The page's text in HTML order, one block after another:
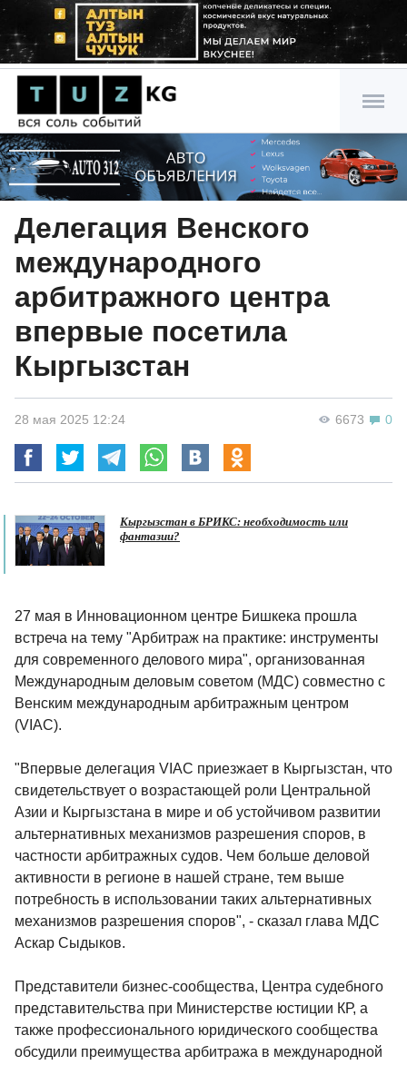
Делегация Венского
международного
арбитражного центра
впервые посетила
Кыргызстан
6673 0
28 мая 2025 12:24
Кыргызстан в БРИКС: необходимость или
фантазии?
27 мая в Инновационном центре Бишкека прошла
встреча на тему "Арбитраж на практике: инструменты
для современного делового мира", организованная
Международным деловым советом (МДС) совместно с
Венским международным арбитражным центром
(VIAC).
"Впервые делегация VIAC приезжает в Кыргызстан, что
свидетельствует о возрастающей роли Центральной
Азии и Кыргызстана в мире и об устойчивом развитии
альтернативных механизмов разрешения споров, в
частности арбитражных судов. Чем больше деловой
активности в регионе в нашей стране, тем выше
потребность в использовании таких альтернативных
механизмов разрешения споров", - сказал глава МДС
Аскар Сыдыков.
Представители бизнес-сообщества, Центра судебного
представительства при Министерстве юстиции КР, а
также профессионального юридического сообщества
обсудили преимущества арбитража в международной